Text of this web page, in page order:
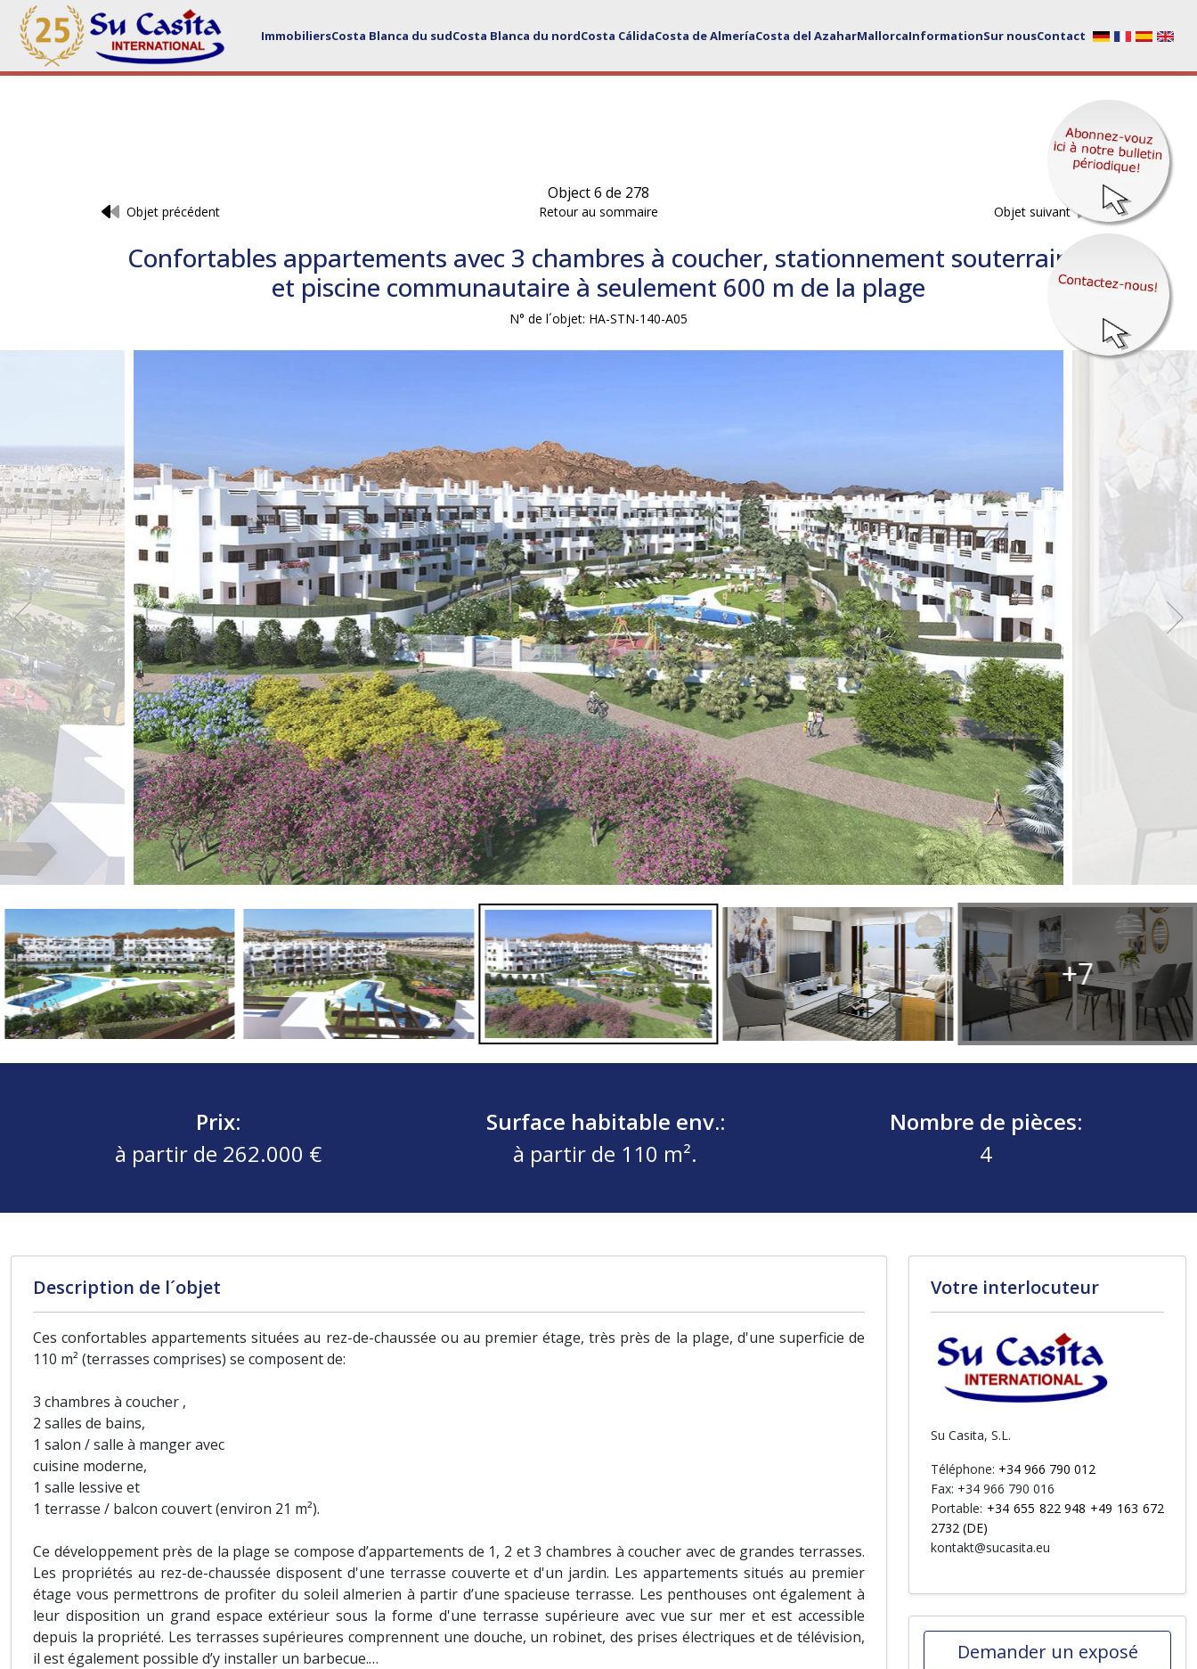
ImmobiliersCosta Blanca du sudCosta Blanca du nordCosta CálidaCosta de AlmeríaCosta del AzaharMallorcaInformationSur nousContact
Object 6 de 278
Objet suivant
Objet précédent Retour au sommaire
Confortables appartements avec 3 chambres à coucher, stationnement souterrain
et piscine communautaire à seulement 600 m de la plage
N° de l´objet: HA-STN-140-A05
+7
Prix:
à partir de 262.000 €
Surface habitable env.:
à partir de 110 m².
Nombre de pièces:
4
Description de l´objet
Ces confortables appartements situées au rez-de-chaussée ou au premier étage, très près de la plage, d'une superficie de
110 m² (terrasses comprises) se composent de:
3 chambres à coucher ,
2 salles de bains,
1 salon / salle à manger avec
cuisine moderne,
1 salle lessive et
1 terrasse / balcon couvert (environ 21 m²).
Ce développement près de la plage se compose d’appartements de 1, 2 et 3 chambres à coucher avec de grandes terrasses.
Les propriétés au rez-de-chaussée disposent d'une terrasse couverte et d'un jardin. Les appartements situés au premier
étage vous permettrons de profiter du soleil almerien à partir d’une spacieuse terrasse. Les penthouses ont également à
leur disposition un grand espace extérieur sous la forme d'une terrasse supérieure avec vue sur mer et est accessible
depuis la propriété. Les terrasses supérieures comprennent une douche, un robinet, des prises électriques et de télévision,
il est également possible d’y installer un barbecue.…
Votre interlocuteur
Su Casita, S.L.
Téléphone: +34 966 790 012
Fax: +34 966 790 016
Portable: +34 655 822 948 +49 163 672
2732 (DE)
kontakt@sucasita.eu
Demander un exposé